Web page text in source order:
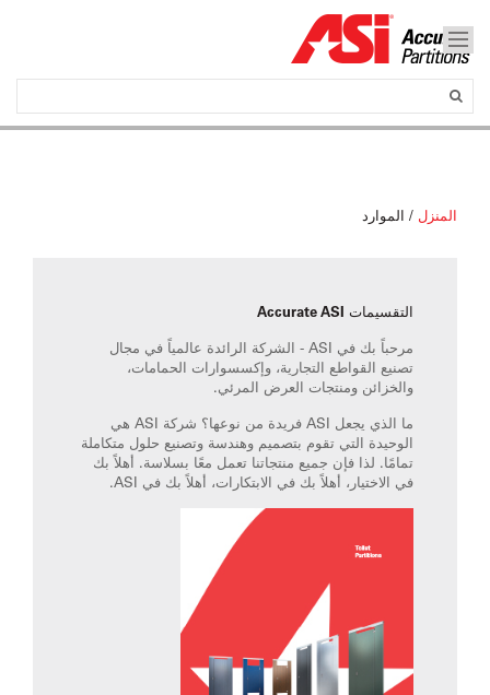
المنزل / الموارد
التقسيمات Accurate ASI
مرحباً بك في ASI - الشركة الرائدة عالمياً في مجال
تصنيع القواطع التجارية، وإكسسوارات الحمامات،
والخزائن ومنتجات العرض المرئي.
ما الذي يجعل ASI فريدة من نوعها؟ شركة ASI هي
الوحيدة التي تقوم بتصميم وهندسة وتصنيع حلول متكاملة
تمامًا. لذا فإن جميع منتجاتنا تعمل معًا بسلاسة. أهلاً بك
في الاختيار، أهلاً بك في الابتكارات، أهلاً بك في ASI.